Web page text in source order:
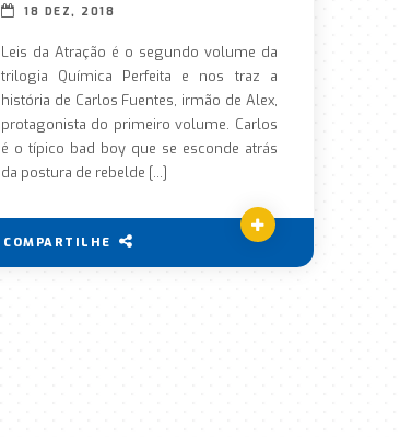
18 DEZ, 2018
Leis da Atração é o segundo volume da
trilogia Química Perfeita e nos traz a
história de Carlos Fuentes, irmão de Alex,
protagonista do primeiro volume. Carlos
é o típico bad boy que se esconde atrás
da postura de rebelde […]
COMPARTILHE